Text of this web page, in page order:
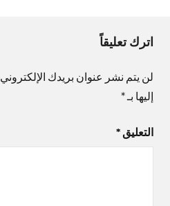
اترك تعليقاً
لن يتم نشر عنوان بريدك الإلكتروني.
إليها بـ*
التعليق *